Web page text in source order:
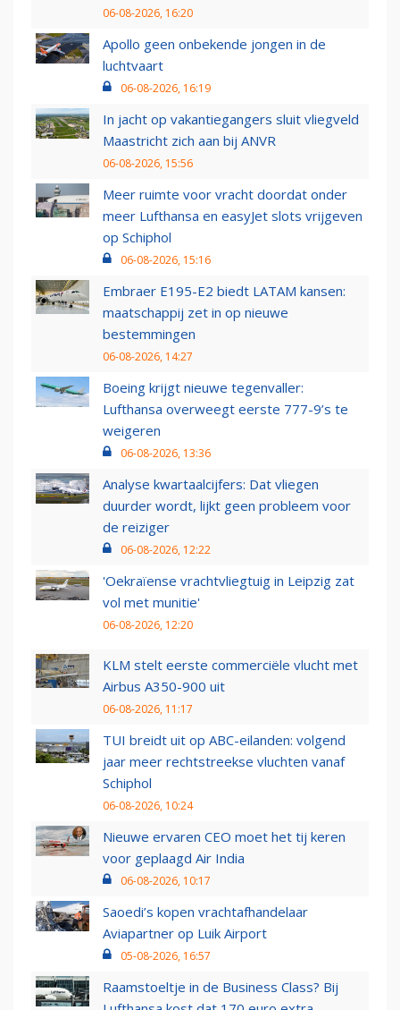
06-08-2026, 16:20
Apollo geen onbekende jongen in de
luchtvaart
06-08-2026, 16:19
In jacht op vakantiegangers sluit vliegveld
Maastricht zich aan bij ANVR
06-08-2026, 15:56
Meer ruimte voor vracht doordat onder
meer Lufthansa en easyJet slots vrijgeven
op Schiphol
06-08-2026, 15:16
Embraer E195-E2 biedt LATAM kansen:
maatschappij zet in op nieuwe
bestemmingen
06-08-2026, 14:27
Boeing krijgt nieuwe tegenvaller:
Lufthansa overweegt eerste 777-9’s te
weigeren
06-08-2026, 13:36
Analyse kwartaalcijfers: Dat vliegen
duurder wordt, lijkt geen probleem voor
de reiziger
06-08-2026, 12:22
'Oekraïense vrachtvliegtuig in Leipzig zat
vol met munitie'
06-08-2026, 12:20
KLM stelt eerste commerciële vlucht met
Airbus A350-900 uit
06-08-2026, 11:17
TUI breidt uit op ABC-eilanden: volgend
jaar meer rechtstreekse vluchten vanaf
Schiphol
06-08-2026, 10:24
Nieuwe ervaren CEO moet het tij keren
voor geplaagd Air India
06-08-2026, 10:17
Saoedi’s kopen vrachtafhandelaar
Aviapartner op Luik Airport
05-08-2026, 16:57
Raamstoeltje in de Business Class? Bij